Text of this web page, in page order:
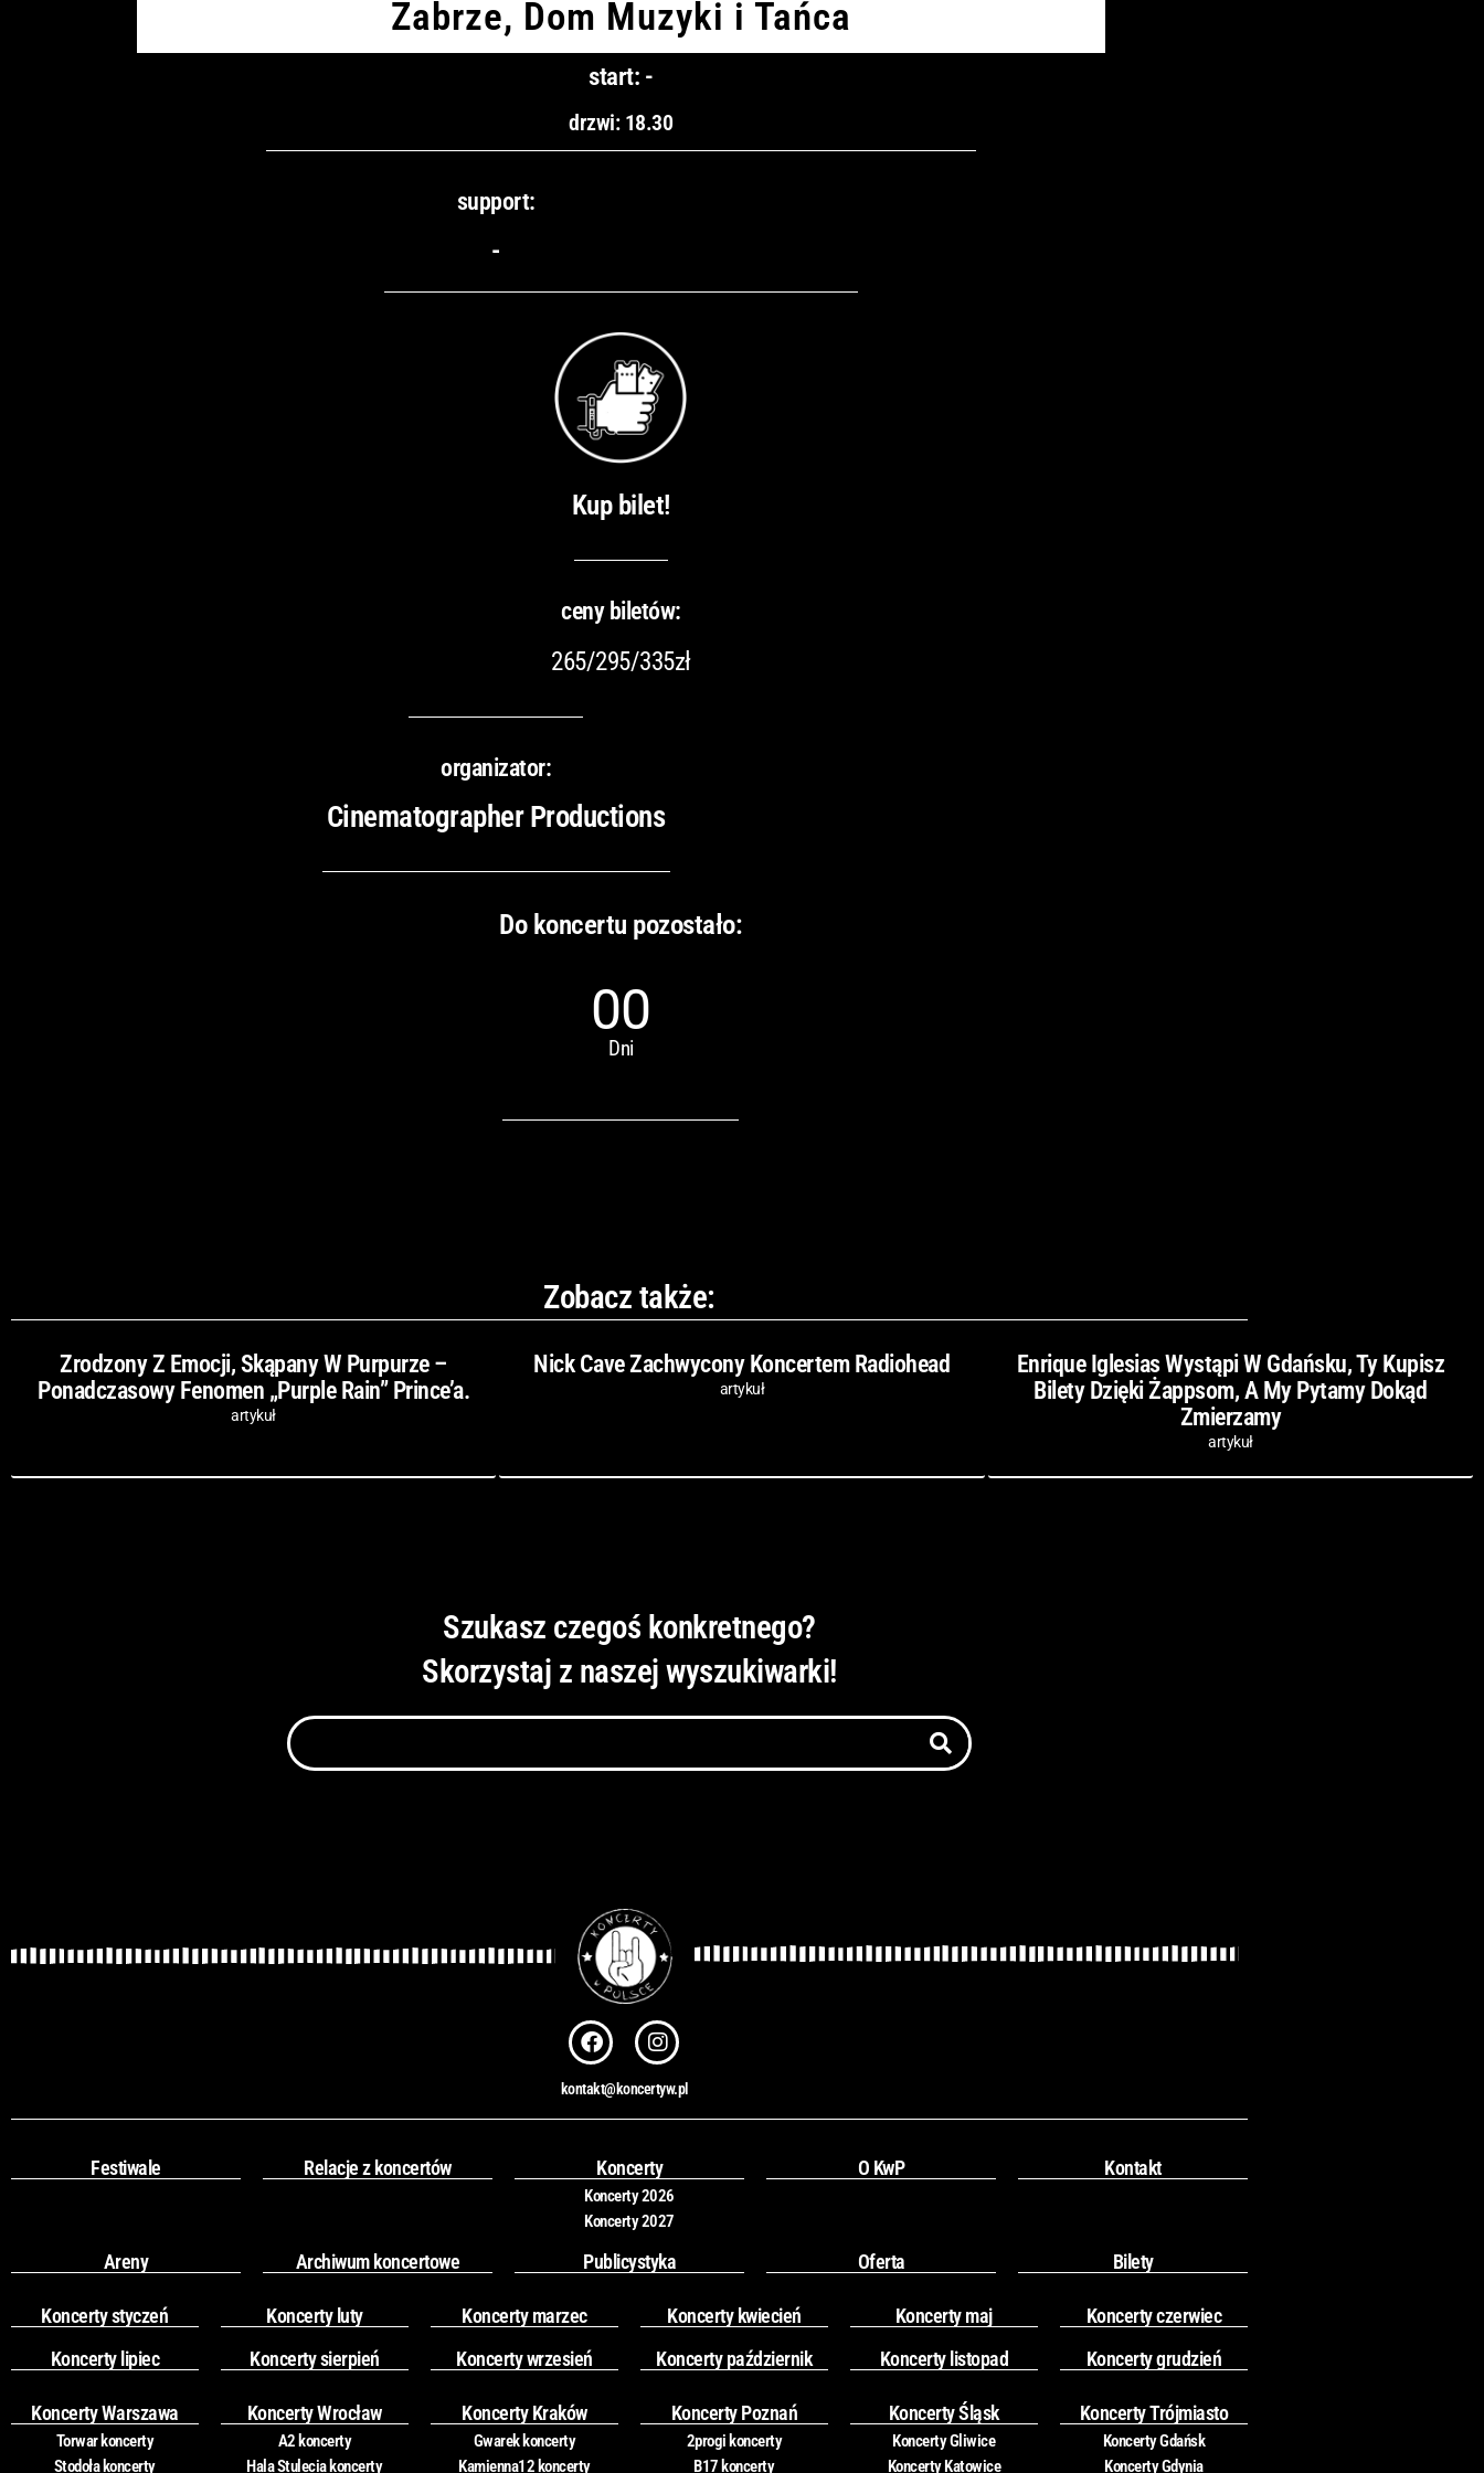
Zabrze, Dom Muzyki i Tańca
start: -
drzwi: 18.30
support:
-
Kup bilet!
ceny biletów:
265/295/335zł
organizator:
Cinematographer Productions
Do koncertu pozostało:
00
Dni
Zobacz także:
Zrodzony Z Emocji, Skąpany W Purpurze –
Ponadczasowy Fenomen „Purple Rain” Prince’a.
artykuł
Nick Cave Zachwycony Koncertem Radiohead
artykuł
Enrique Iglesias Wystąpi W Gdańsku, Ty Kupisz
Bilety Dzięki Żappsom, A My Pytamy Dokąd
Zmierzamy
artykuł
Szukasz czegoś konkretnego?
Skorzystaj z naszej wyszukiwarki!
Szukaj
F
a
e
b
o
k
I
n
t
a
r
a
m
kontakt@koncertyw.pl
Festiwale Relacje z koncertów Koncerty
Koncerty 2026
Koncerty 2027
O KwP Kontakt
Areny Archiwum koncertowe Publicystyka Oferta Bilety
Koncerty styczeń Koncerty luty Koncerty marzec Koncerty kwiecień Koncerty maj
Koncerty czerwiec
Koncerty lipiec
Koncerty sierpień Koncerty wrzesień Koncerty październik Koncerty listopad Koncerty grudzień
Koncerty Warszawa
Torwar koncerty
Stodoła koncerty
Koncerty Wrocław
A2 koncerty
Hala Stulecia koncerty
Koncerty Kraków
Gwarek koncerty
Kamienna12 koncerty
Koncerty Poznań
2progi koncerty
B17 koncerty
Koncerty Śląsk
Koncerty Gliwice
Koncerty Katowice
Koncerty Trójmiasto
Koncerty Gdańsk
Koncerty Gdynia